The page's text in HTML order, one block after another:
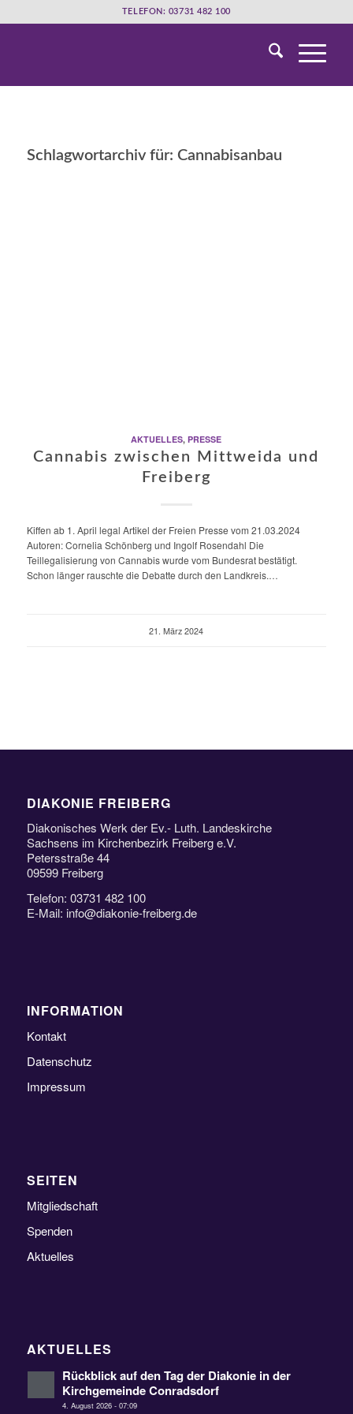
TELEFON: 03731 482 100
Schlagwortarchiv für: Cannabisanbau
AKTUELLES,PRESSE
Cannabis zwischen Mittweida und
Freiberg
Kiffen ab 1. April legal Artikel der Freien Presse vom 21.03.2024
Autoren: Cornelia Schönberg und Ingolf Rosendahl Die
Teillegalisierung von Cannabis wurde vom Bundesrat bestätigt.
Schon länger rauschte die Debatte durch den Landkreis.…
21. März 2024
DIAKONIE FREIBERG
Diakonisches Werk der Ev.- Luth. Landeskirche
Sachsens im Kirchenbezirk Freiberg e.V.
Petersstraße 44
09599 Freiberg
Telefon: 03731 482 100
E-Mail: info@diakonie-freiberg.de
INFORMATION
Kontakt
Datenschutz
Impressum
SEITEN
Mitgliedschaft
Spenden
Aktuelles
AKTUELLES
Rückblick auf den Tag der Diakonie in der
Kirchgemeinde Conradsdorf
4. August 2026 - 07:09